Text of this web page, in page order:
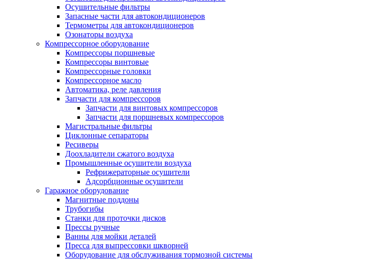
Осушительные фильтры
Запасные части для автокондиционеров
Термометры для автокондиционеров
Озонаторы воздуха
Компрессорное оборудование
Компрессоры поршневые
Компрессоры винтовые
Компрессорные головки
Компрессорное масло
Автоматика, реле давления
Запчасти для компрессоров
Запчасти для винтовых компрессоров
Запчасти для поршневых компрессоров
Магистральные фильтры
Циклонные сепараторы
Ресиверы
Доохладители сжатого воздуха
Промышленные осушители воздуха
Рефрижераторные осушители
Адсорбционные осушители
Гаражное оборудование
Магнитные поддоны
Трубогибы
Станки для проточки дисков
Прессы ручные
Ванны для мойки деталей
Пресса для выпрессовки шкворней
Оборудование для обслуживания тормозной системы